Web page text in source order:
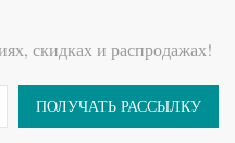
скидках и распродажах!
ПОЛУЧАТЬ РАССЫЛКУ